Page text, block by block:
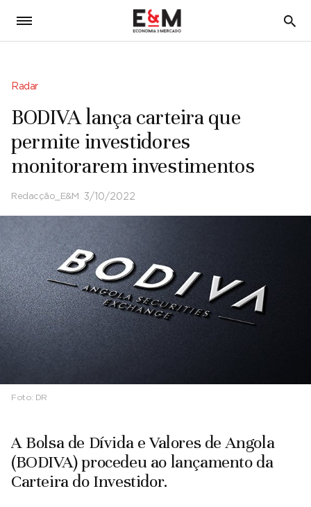
5
Radar
BODIVA lança carteira que
permite investidores
monitorarem investimentos
Redacção_E&M 3/10/2022
Foto: DR
A Bolsa de Dívida e Valores de Angola
(BODIVA) procedeu ao lançamento da
Carteira do Investidor.